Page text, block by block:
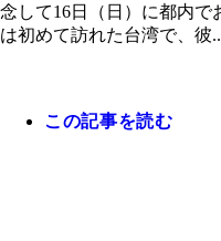
念して16日（日）に都内
は初めて訪れた台湾で、彼
この記事を読む